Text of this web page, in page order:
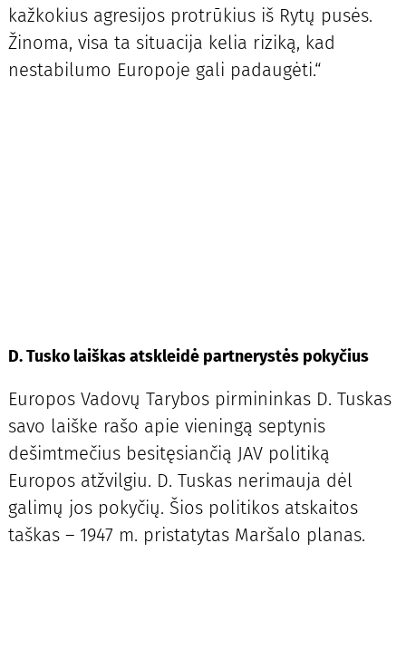
kažkokius agresijos protrūkius iš Rytų pusės.
Žinoma, visa ta situacija kelia riziką, kad
nestabilumo Europoje gali padaugėti.“
D. Tusko laiškas atskleidė partnerystės pokyčius
Europos Vadovų Tarybos pirmininkas D. Tuskas
savo laiške rašo apie vieningą septynis
dešimtmečius besitęsiančią JAV politiką
Europos atžvilgiu. D. Tuskas nerimauja dėl
galimų jos pokyčių. Šios politikos atskaitos
taškas – 1947 m. pristatytas Maršalo planas.